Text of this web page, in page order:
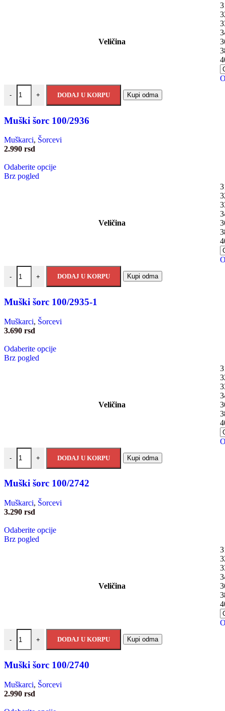
Veličina
- + DODAJ U KORPU Kupi odma
Muški šorc 100/2936
Muškarci, Šorcevi
2.990 rsd
Odaberite opcije
Brz pogled
Veličina
- + DODAJ U KORPU Kupi odma
Muški šorc 100/2935-1
Muškarci, Šorcevi
3.690 rsd
Odaberite opcije
Brz pogled
Veličina
- + DODAJ U KORPU Kupi odma
Muški šorc 100/2742
Muškarci, Šorcevi
3.290 rsd
Odaberite opcije
Brz pogled
Veličina
- + DODAJ U KORPU Kupi odma
Muški šorc 100/2740
Muškarci, Šorcevi
2.990 rsd